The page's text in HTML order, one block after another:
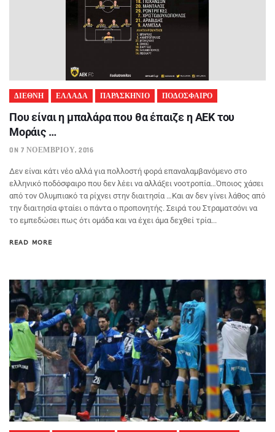
ΔΙΕΘΝΗ ΕΛΛΑΔΑ ΠΑΡΑΣΚΗΝΙΟ ΠΟΔΟΣΦΑΙΡΟ
Που είναι η μπαλάρα που θα έπαιζε η ΑΕΚ του
Μοράις …
ON 7 ΝΟΕΜΒΡΊΟΥ, 2016
Δεν είναι κάτι νέο αλλά για πολλοστή φορά επαναλαμβανόμενο στο
ελληνικό ποδόσφαιρο που δεν λέει να αλλάξει νοοτροπία…Όποιος χάσει
από τον Ολυμπιακό τα ρίχνει στην διαιτησία …Και αν δεν γίνει λάθος από
την διαιτησία φταίει ο πάντα ο προπονητής. Σειρά του Στραματσόνι να
το εμπεδώσει πως ότι ομάδα και να έχει άμα δεχθεί τρία...
READ MORE